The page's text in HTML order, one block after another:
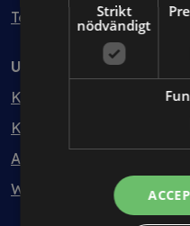
Testa kostnadsfritt
Utbildning
Kurser
Kurspaket
Abonnemang
Webbinarium
Strikt
nödvändigt